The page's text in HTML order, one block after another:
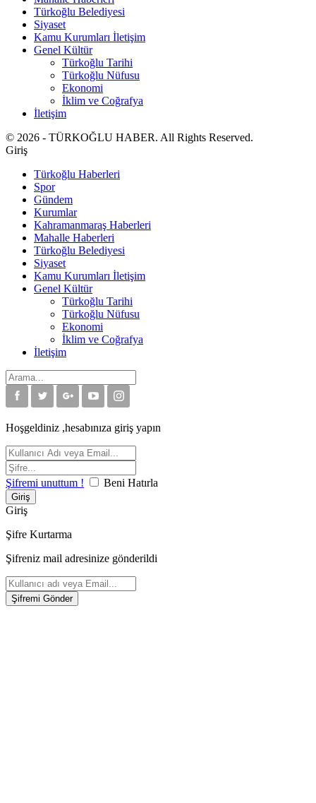
Türkoğlu Belediyesi
Siyaset
Kamu Kurumları İletişim
Genel Kültür
Türkoğlu Tarihi
Türkoğlu Nüfusu
Ekonomi
İklim ve Coğrafya
İletişim
© 2026 - TÜRKOĞLU HABER. All Rights Reserved.
Giriş
Türkoğlu Haberleri
Spor
Gündem
Kurumlar
Kahramanmaraş Haberleri
Mahalle Haberleri
Türkoğlu Belediyesi
Siyaset
Kamu Kurumları İletişim
Genel Kültür
Türkoğlu Tarihi
Türkoğlu Nüfusu
Ekonomi
İklim ve Coğrafya
İletişim
Hoşgeldiniz ,hesabınıza giriş yapın
Şifremi unuttum ! Beni Hatırla
Giriş
Şifre Kurtarma
Şifreniz mail adresinize gönderildi